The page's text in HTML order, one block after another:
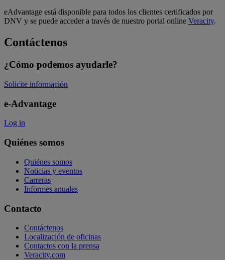
eAdvantage está disponible para todos los clientes certificados por
DNV y se puede acceder a través de nuestro portal online Veracity.
Contáctenos
¿Cómo podemos ayudarle?
Solicite información
e-Advantage
Log in
Quiénes somos
Quiénes somos
Noticias y eventos
Carreras
Informes anuales
Contacto
Contáctenos
Localización de oficinas
Contactos con la prensa
Veracity.com